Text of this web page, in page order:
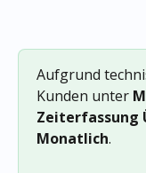
Aufgrund
Kunden unter
Zeiterfassung
Monatlich.